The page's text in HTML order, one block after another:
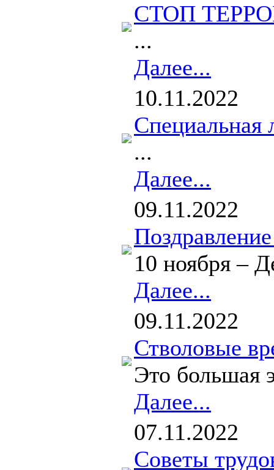
СТОП
...
Далее...
10.11.2022
...
Далее...
09.11.2022
10 ноября –
Далее...
09.11.2022
Стволовые
Это большая
Далее...
07.11.2022
Советы